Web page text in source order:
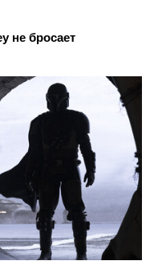
не бросает